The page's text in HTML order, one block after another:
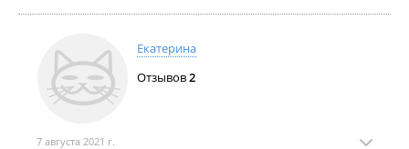
Екатерина
Отзывов2
7 августа 2021 г.